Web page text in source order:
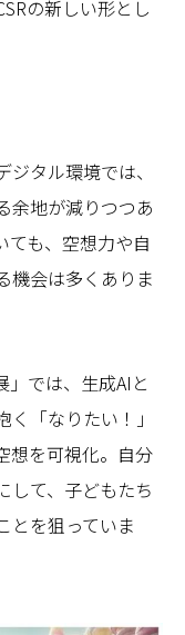
の新しい形とし
タル環境では、
余地が減りつつあ
ても、空想力や自
機会は多くありま
」では、生成AIと
「なりたい！」
想を可視化。自分
して、子どもたち
とを狙っていま